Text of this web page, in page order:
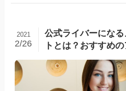
公式ライバーにな
トとは？おすすめ
2021
2/26